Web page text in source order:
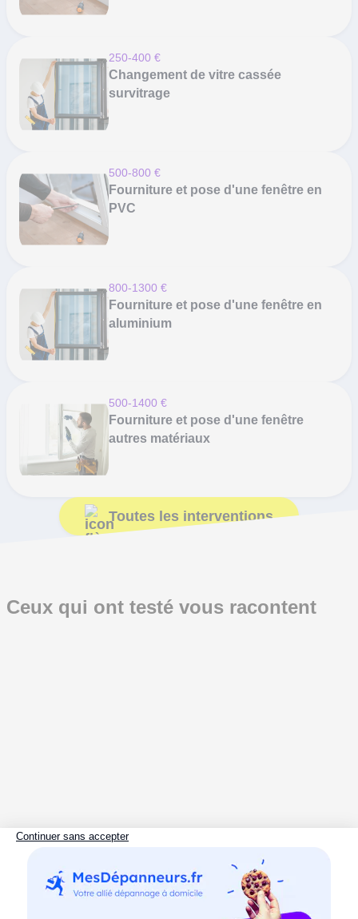
250-400 €
Changement de vitre cassée
survitrage
500-800 €
Fourniture et pose d'une fenêtre en
PVC
800-1300 €
Fourniture et pose d'une fenêtre en
aluminium
500-1400 €
Fourniture et pose d'une fenêtre
autres matériaux
Toutes les interventions
Ceux qui ont testé vous racontent